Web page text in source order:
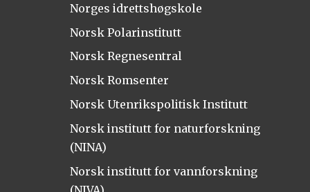
Norges idrettshøgskole
Norsk Polarinstitutt
Norsk Regnesentral
Norsk Romsenter
Norsk Utenrikspolitisk Institutt
Norsk institutt for naturforskning
(NINA)
Norsk institutt for vannforskning